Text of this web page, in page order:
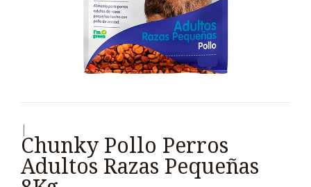
Chunky Pollo Perros
Adultos Razas Pequeñas